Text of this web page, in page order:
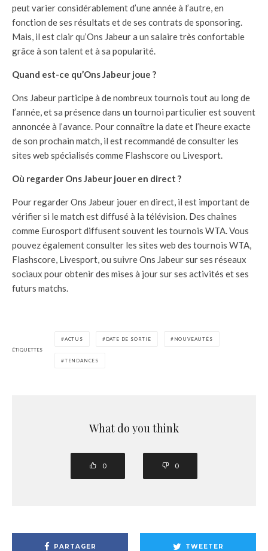
peut varier considérablement d’une année à l’autre, en
fonction de ses résultats et de ses contrats de sponsoring.
Mais, il est clair qu’Ons Jabeur a un salaire très confortable
grâce à son talent et à sa popularité.
Quand est-ce qu’Ons Jabeur joue ?
Ons Jabeur participe à de nombreux tournois tout au long de
l’année, et sa présence dans un tournoi particulier est souvent
annoncée à l’avance. Pour connaître la date et l’heure exacte
de son prochain match, il est recommandé de consulter les
sites web spécialisés comme Flashscore ou Livesport.
Où regarder Ons Jabeur jouer en direct ?
Pour regarder Ons Jabeur jouer en direct, il est important de
vérifier si le match est diffusé à la télévision. Des chaînes
comme Eurosport diffusent souvent les tournois WTA. Vous
pouvez également consulter les sites web des tournois WTA,
Flashscore, Livesport, ou suivre Ons Jabeur sur ses réseaux
sociaux pour obtenir des mises à jour sur ses activités et ses
futurs matchs.
ÉTIQUETTES
ACTUS DATE DE SORTIE NOUVEAUTÉS
TENDANCES
What do you think
0 0
PARTAGER TWEETER